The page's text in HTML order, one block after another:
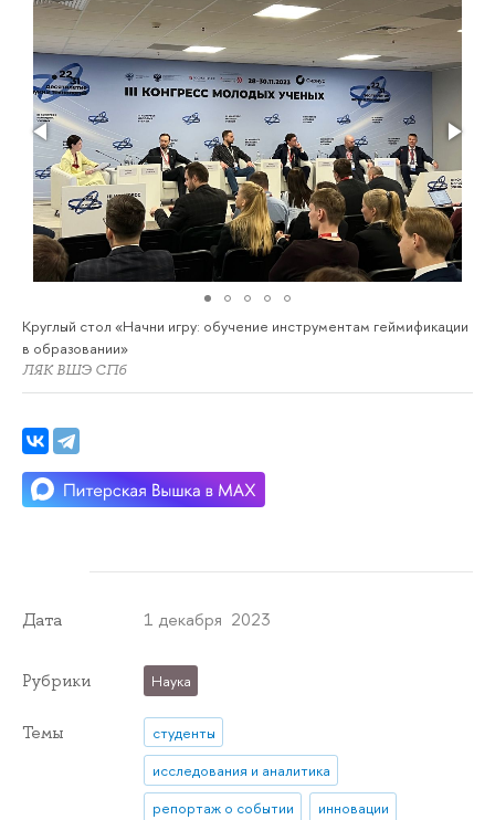
Круглый стол «Начни игру: обучение инструментам геймификации
в образовании»
ЛЯК ВШЭ СПб
Дата 1 декабря 2023
Рубрики Наука
Темы
студенты
исследования и аналитика
репортаж о событии
инновации